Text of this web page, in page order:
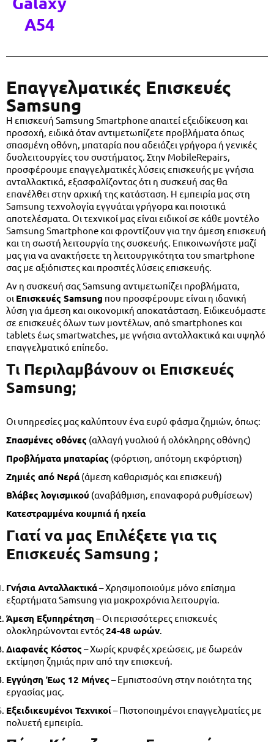
A54
Επαγγελματικές Επισκευές
Samsung
Η επισκευή Samsung Smartphone απαιτεί εξειδίκευση και
προσοχή, ειδικά όταν αντιμετωπίζετε προβλήματα όπως
σπασμένη οθόνη, μπαταρία που αδειάζει γρήγορα ή γενικές
δυσλειτουργίες του συστήματος. Στην MobileRepairs,
προσφέρουμε επαγγελματικές λύσεις επισκευής με γνήσια
ανταλλακτικά, εξασφαλίζοντας ότι η συσκευή σας θα
επανέλθει στην αρχική της κατάσταση. Η εμπειρία μας στη
Samsung τεχνολογία εγγυάται γρήγορα και ποιοτικά
αποτελέσματα. Οι τεχνικοί μας είναι ειδικοί σε κάθε μοντέλο
Samsung Smartphone και φροντίζουν για την άμεση επισκευή
και τη σωστή λειτουργία της συσκευής. Επικοινωνήστε μαζί
μας για να ανακτήσετε τη λειτουργικότητα του smartphone
σας με αξιόπιστες και προσιτές λύσεις επισκευής.
Αν η συσκευή σας Samsung αντιμετωπίζει προβλήματα,
οι Επισκευές Samsung που προσφέρουμε είναι η ιδανική
λύση για άμεση και οικονομική αποκατάσταση. Ειδικευόμαστε
σε επισκευές όλων των μοντέλων, από smartphones και
tablets έως smartwatches, με γνήσια ανταλλακτικά και υψηλό
επαγγελματικό επίπεδο.
Τι Περιλαμβάνουν οι Επισκευές
Samsung;
Οι υπηρεσίες μας καλύπτουν ένα ευρύ φάσμα ζημιών, όπως:
Σπασμένες οθόνες (αλλαγή γυαλιού ή ολόκληρης οθόνης)
Προβλήματα μπαταρίας (φόρτιση, απότομη εκφόρτιση)
Ζημιές από Νερά (άμεση καθαρισμός και επισκευή)
Βλάβες λογισμικού (αναβάθμιση, επαναφορά ρυθμίσεων)
Κατεστραμμένα κουμπιά ή ηχεία
Γιατί να μας Επιλέξετε για τις
Επισκευές Samsung ;
Γνήσια Ανταλλακτικά– Χρησιμοποιούμε μόνο επίσημα
εξαρτήματα Samsung για μακροχρόνια λειτουργία.
Άμεση Εξυπηρέτηση – Οι περισσότερες επισκευές
ολοκληρώνονται εντός24-48 ωρών.
Διαφανές Κόστος – Χωρίς κρυφές χρεώσεις, με δωρεάν
εκτίμηση ζημιάς πριν από την επισκευή.
Εγγύηση Έως 12 Μήνες – Εμπιστοσύνη στην ποιότητα της
εργασίας μας.
Εξειδικευμένοι Τεχνικοί– Πιστοποιημένοι επαγγελματίες με
πολυετή εμπειρία.